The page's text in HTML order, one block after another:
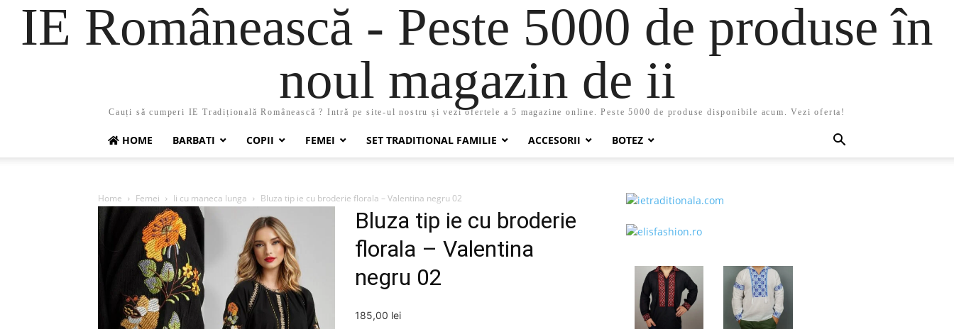
IE Românească - Peste 5000 de produse în
noul magazin de ii
Cauți să cumperi IE Tradițională Românească ? Intră pe site-ul nostru și vezi ofertele a 5 magazine online. Peste 5000 de produse disponibile acum. Vezi oferta!
HOME BARBATI COPII FEMEI SET TRADITIONAL FAMILIE ACCESORII BOTEZ
Home Femei Ii cu maneca lunga Bluza tip ie cu broderie florala – Valentina negru 02
Bluza tip ie cu broderie
florala – Valentina
negru 02
185,00 lei